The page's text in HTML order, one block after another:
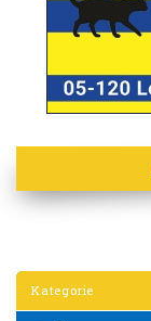
Kategorie